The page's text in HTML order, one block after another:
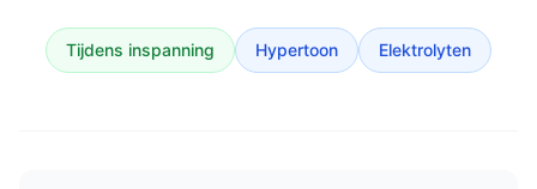
Tijdens inspanning Hypertoon Elektrolyten